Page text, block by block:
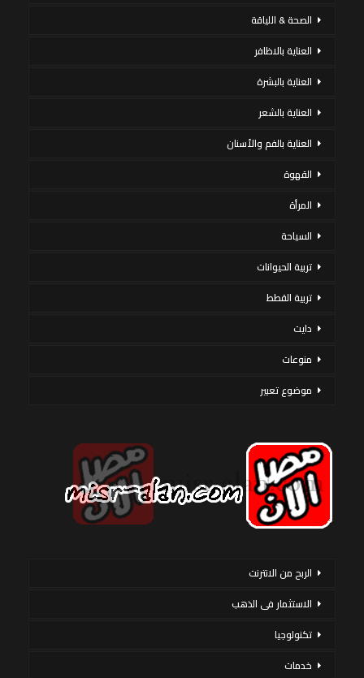
الصحة & اللياقة
العناية بالاظافر
العناية بالبشرة
العناية بالشعر
العناية بالفم والأسنان
القهوة
المرأة
السياحة
تربية الحيوانات
تربية القطط
دايت
منوعات
موضوع تعبير
الربح من الانترنت
الاستثمار فى الذهب
تكنولوجيا
خدمات